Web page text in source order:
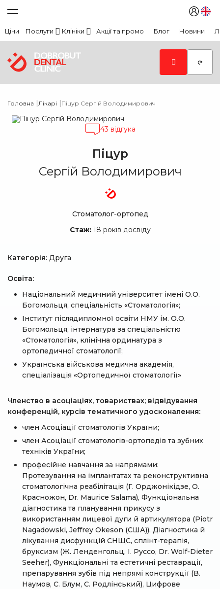
Ціни Послуги Клініки Акції та промо Блог Новини
Головна |Лікарі | Піцур Сергій Володимирович
43 відгука
Піцур
Сергій Володимирович
Стоматолог-ортопед
Стаж:18 років досвіду
Категорія: Друга
Освіта:
Національний медичний університет імені О.О.
Богомольця, спеціальність «Стоматологія»;
Інститут післядипломної освіти НМУ ім. О.О.
Богомольця, інтернатура за спеціальністю
«Стоматологія», клінічна ординатура з
ортопедичної стоматології;
Українська військова медична академія,
спеціалізація «Ортопедичної стоматології»
Членство в асоціаціях, товариствах; відвідування
конференцій, курсів тематичного удосконалення:
член Асоціації стоматологів України;
член Асоціації стоматологів-ортопедів та зубних
техніків України;
професійне навчання за напрямами:
Протезування на імплантатах та реконструктивна
стоматологічна реабілітація (Г. Орджонікідзе, О.
Красножон, Dr. Maurice Salama), Функціональна
діагностика та планування прикусу з
використанням лицевої дуги й артикулятора (Piotr
Nagadowski, Jeffrey Okeson (США)), Діагностика й
лікування дисфункцій СНЩС, сплінт-терапія,
бруксизм (Ж. Ленденгольц, І. Руссо, Dr. Wolf-Dieter
Seeher), Функціональні та естетичні реставрації,
препарування зубів під непрямі конструкції (В.
Наумов, С. Блум, С. Родлінський), Цифрове